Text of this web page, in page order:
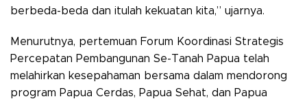
berbeda-beda dan itulah kekuatan kita,” ujarnya.
Menurutnya, pertemuan Forum Koordinasi Strategis
Percepatan Pembangunan Se-Tanah Papua telah
melahirkan kesepahaman bersama dalam mendorong
program Papua Cerdas, Papua Sehat, dan Papua